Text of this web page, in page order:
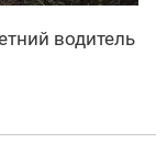
водитель